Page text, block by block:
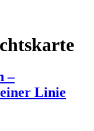
–
Linie